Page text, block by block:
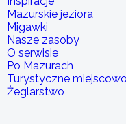
Mazurskie jeziora
Migawki
Nasze zasoby
O serwisie
Po Mazurach
Turystyczne
Żeglarstwo